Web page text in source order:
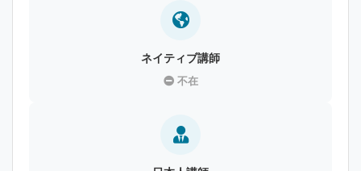
ネイティブ講師
不在